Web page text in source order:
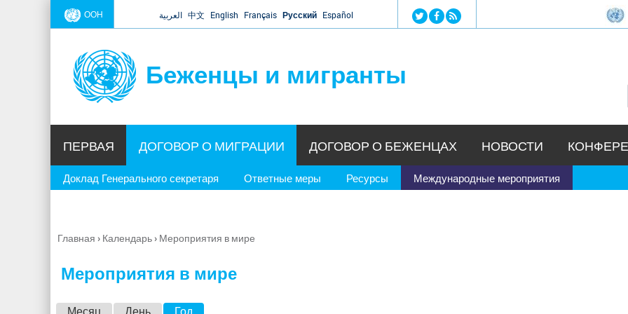
Jump to navigation
ООН العربية 中文 English Français Русский Español
Беженцы и мигранты
ПЕРВАЯ ДОГОВОР О МИГРАЦИИ
Доклад Генерального секретаря Ответные меры Ресурсы Международные мероприятия
ДОГОВОР О БЕЖЕНЦАХ НОВОСТИ
Вы
Главная › Календарь› Мероприятия в мире
Мероприятия в мире